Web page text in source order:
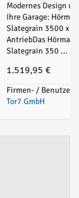
Modernes Design
Ihre Garage:
Slategrain 3500 x
AntriebDas
Slategrain 350 ...
1.519,95 €
Firmen- /
Tor7 GmbH